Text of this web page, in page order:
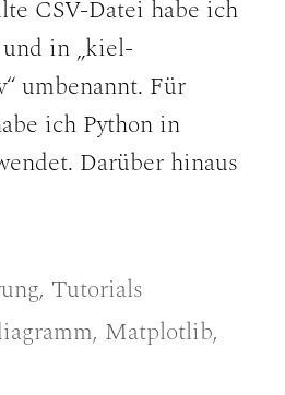
CSV-Datei habe ich
in „kiel-
umbenannt. Für
ich Python in
Darüber hinaus
, Tutorials
, Matplotlib,